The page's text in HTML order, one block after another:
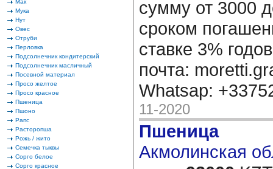
Мак
Мука
Нут
Овес
Отруби
Перловка
Подсолнечник кондитерский
Подсолнечник масличный
Посевной материал
Просо желтое
Просо красное
Пшеница
Пшоно
Рапс
Расторопша
Рожь / жито
Семечка тыквы
Сорго белое
Сорго красное
сумму от 3000
сроком
ставке 3%
почта:
Whatsap:
11-2020
Пшеница
Акмолинская